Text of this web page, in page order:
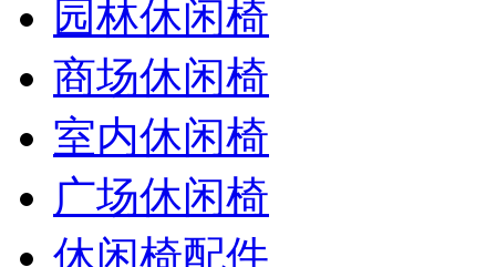
园林休闲椅
商场休闲椅
室内休闲椅
广场休闲椅
休闲椅配件